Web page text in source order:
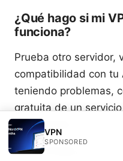
¿Qué hago si mi
funciona?
Prueba otro servidor,
compatibilidad con tu
teniendo problemas,
gratuita de un
rendimiento.
Notas finales
VPN
SPONSORED